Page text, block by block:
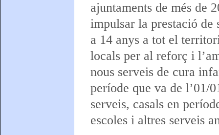
ajuntaments de més de
impulsar la prestació de
a 14 anys a tot el
locals per al reforç i
nous serveis de cura
període que va de l’01/
serveis, casals en
escoles i altres serveis